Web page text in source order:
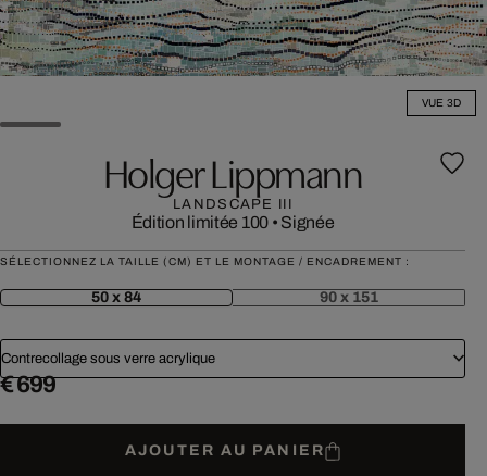
VUE 3D
Holger Lippmann
LANDSCAPE III
Édition limitée 100 • Signée
SÉLECTIONNEZ LA TAILLE (CM) ET LE MONTAGE / ENCADREMENT :
50 x 84 90 x 151
Contrecollage sous verre acrylique
€ 699
AJOUTER AU PANIER